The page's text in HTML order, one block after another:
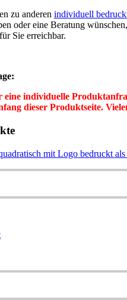
zu anderen individuell
oder eine Beratung
Sie erreichbar.
eine individuelle
dieser Produktseite.